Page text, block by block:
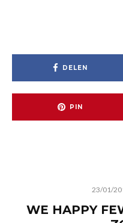
DELEN
PIN
23/01/
WE HAPPY